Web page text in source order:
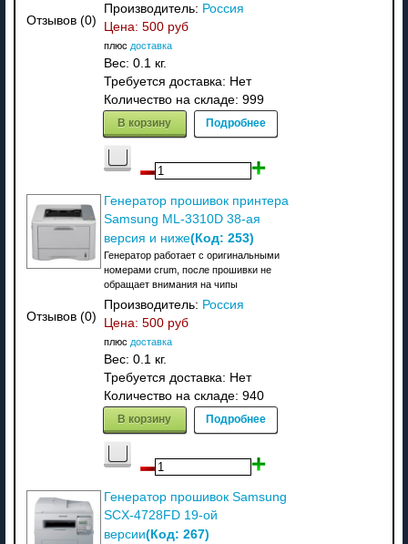
Отзывов (0)
Производитель: Россия
Цена: 500 руб
плюс доставка
Вес: 0.1 кг.
Требуется доставка: Нет
Количество на складе: 999
В корзину Подробнее
Отзывов (0)
Генератор прошивок принтера
Samsung ML-3310D 38-ая
версия и ниже(Код: 253)
Генератор работает с оригинальными
номерами crum, после прошивки не
обращает внимания на чипы
Производитель: Россия
Цена: 500 руб
плюс доставка
Вес: 0.1 кг.
Требуется доставка: Нет
Количество на складе: 940
В корзину Подробнее
Генератор прошивок Samsung
SCX-4728FD 19-ой
версии(Код: 267)